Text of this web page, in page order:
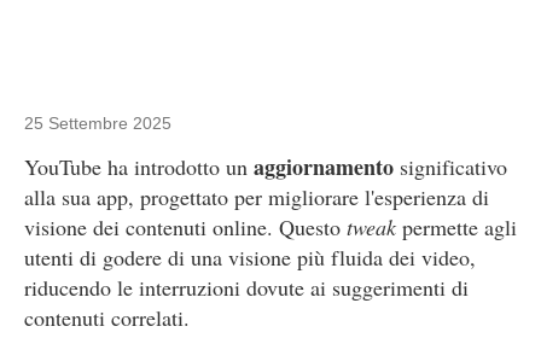
25 Settembre 2025
YouTube ha introdotto un aggiornamento significativo
alla sua app, progettato per migliorare l'esperienza di
visione dei contenuti online. Questo tweak permette agli
utenti di godere di una visione più fluida dei video,
riducendo le interruzioni dovute ai suggerimenti di
contenuti correlati.